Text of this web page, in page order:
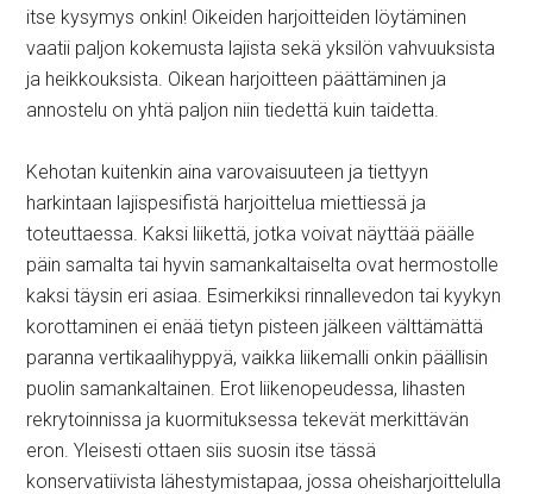
itse kysymys onkin! Oikeiden harjoitteiden löytäminen
vaatii paljon kokemusta lajista sekä yksilön vahvuuksista
ja heikkouksista. Oikean harjoitteen päättäminen ja
annostelu on yhtä paljon niin tiedettä kuin taidetta.
Kehotan kuitenkin aina varovaisuuteen ja tiettyyn
harkintaan lajispesifistä harjoittelua miettiessä ja
toteuttaessa. Kaksi liikettä, jotka voivat näyttää päälle
päin samalta tai hyvin samankaltaiselta ovat hermostolle
kaksi täysin eri asiaa. Esimerkiksi rinnallevedon tai kyykyn
korottaminen ei enää tietyn pisteen jälkeen välttämättä
paranna vertikaalihyppyä, vaikka liikemalli onkin päällisin
puolin samankaltainen. Erot liikenopeudessa, lihasten
rekrytoinnissa ja kuormituksessa tekevät merkittävän
eron. Yleisesti ottaen siis suosin itse tässä
konservatiivista lähestymistapaa, jossa oheisharjoittelulla